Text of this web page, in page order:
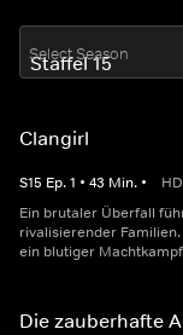
Select Season
Clangirl
S15 Ep.1 • 43 Min. • HD
Ein brutaler Überfall
rivalisierender
ein blutiger
Die zauberhafte